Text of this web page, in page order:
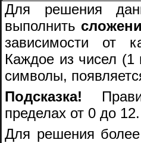
Для решения
выполнить
зависимости от
Каждое из чисел (1
символы,
Подсказка!
пределах от 0 до 12.
Для решения